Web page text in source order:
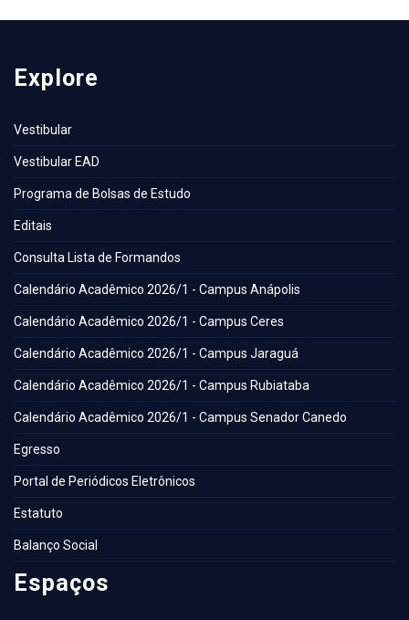
Explore
Vestibular
Vestibular EAD
Programa de Bolsas de Estudo
Editais
Consulta Lista de Formandos
Calendário Acadêmico 2026/1 - Campus Anápolis
Calendário Acadêmico 2026/1 - Campus Ceres
Calendário Acadêmico 2026/1 - Campus Jaraguá
Calendário Acadêmico 2026/1 - Campus Rubiataba
Calendário Acadêmico 2026/1 - Campus Senador Canedo
Egresso
Portal de Periódicos Eletrônicos
Estatuto
Balanço Social
Espaços